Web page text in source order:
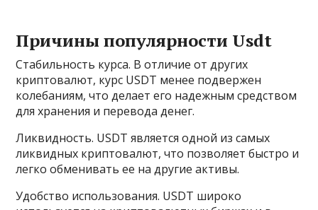
Причины популярности Usdt
Стабильность курса. В отличие от других
криптовалют, курс USDT менее подвержен
колебаниям, что делает его надежным средством
для хранения и перевода денег.
Ликвидность. USDT является одной из самых
ликвидных криптовалют, что позволяет быстро и
легко обменивать ее на другие активы.
Удобство использования. USDT широко